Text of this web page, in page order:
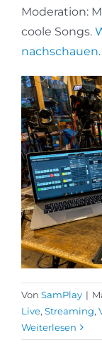
Moderation:
coole Songs.
nachschauen.
Von SamPlay |
Live, Streaming,
Weiterlesen